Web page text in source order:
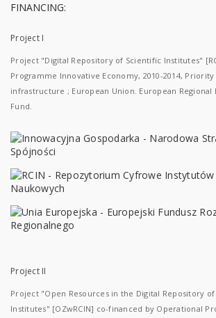
FINANCING:
Project I
Project "Digital Repository of Scientific Institutes"
Programme Innovative Economy, 2010-2014, Priority
infrastructure ; European Union. European Regional
Fund.
Project II
Project "Open Resources in the Digital Repository
Institutes" [OZwRCIN] co-financed by Operational